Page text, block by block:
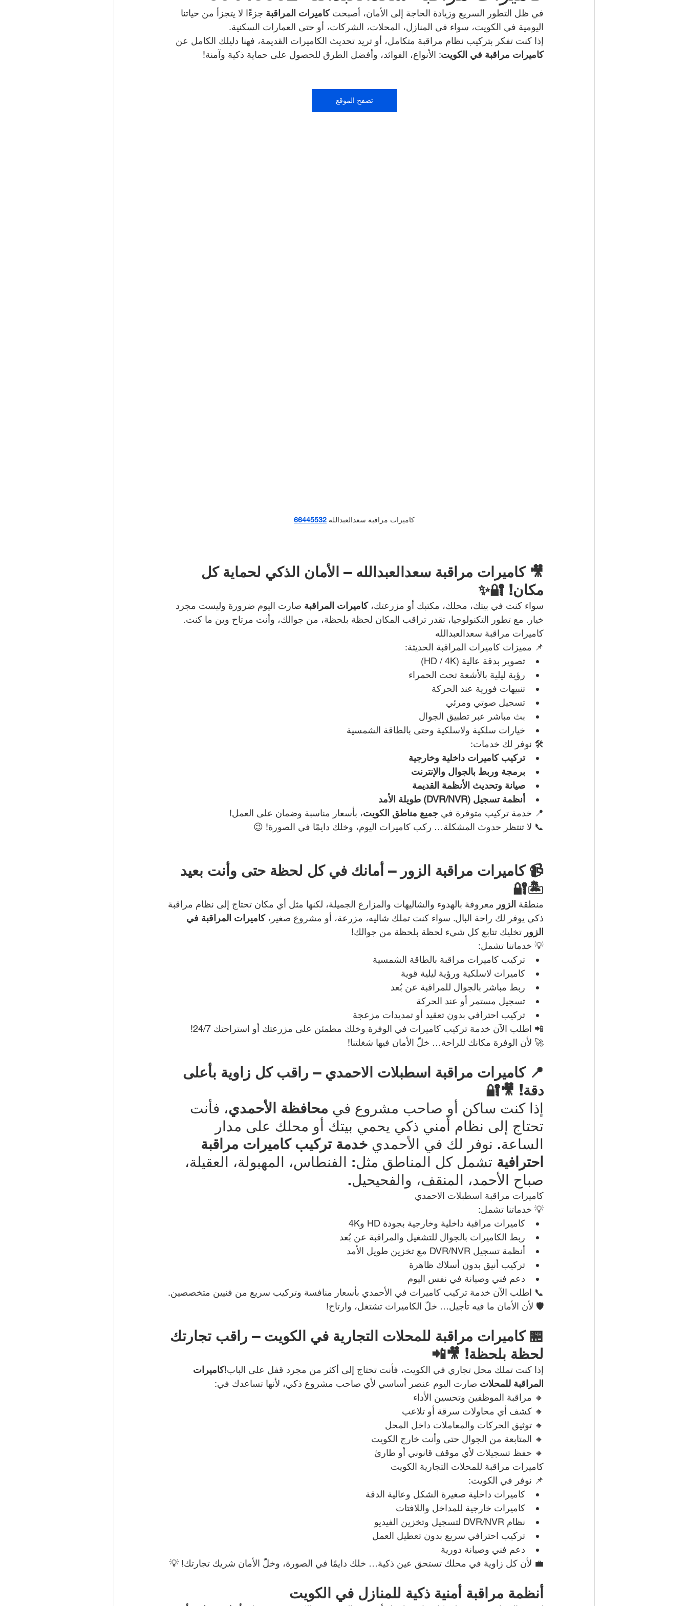
شركة مكافحة حشرات | 50050641 شركة طارد الحمام | 99009588 نشتري سيارات | 51066699
كراج متنقل الكويت | 98080146
في ظل التطور السريع وزيادة الحاجة إلى الأمان، أصبحت كاميرات المراقبة جزءًا لا يتجزأ من حياتنا
اليومية في الكويت، سواء في المنازل، المحلات، الشركات، أو حتى العمارات السكنية.
إذا كنت تفكر بتركيب نظام مراقبة متكامل، أو تريد تحديث الكاميرات القديمة، فهنا دليلك الكامل عن
كاميرات مراقبة في الكويت: الأنواع، الفوائد، وأفضل الطرق للحصول على حماية ذكية وآمنة!
تصفح الموقع
كاميرات مراقبة سعدالعبدالله 66445532
🎥 كاميرات مراقبة سعدالعبدالله – الأمان الذكي لحماية كل
مكان! 🔐✨
سواء كنت في بيتك، محلك، مكتبك أو مزرعتك، كاميرات المراقبة صارت اليوم ضرورة وليست مجرد
خيار. مع تطور التكنولوجيا، تقدر تراقب المكان لحظة بلحظة، من جوالك، وأنت مرتاح وين ما كنت.
كاميرات مراقبة سعدالعبدالله
📌 مميزات كاميرات المراقبة الحديثة:
تصوير بدقة عالية (HD / 4K)
رؤية ليلية بالأشعة تحت الحمراء
تنبيهات فورية عند الحركة
تسجيل صوتي ومرئي
بث مباشر عبر تطبيق الجوال
خيارات سلكية ولاسلكية وحتى بالطاقة الشمسية
🛠️ نوفر لك خدمات:
تركيب كاميرات داخلية وخارجية
برمجة وربط بالجوال والإنترنت
صيانة وتحديث الأنظمة القديمة
أنظمة تسجيل (DVR/NVR) طويلة الأمد
📍 خدمة تركيب متوفرة في جميع مناطق الكويت، بأسعار مناسبة وضمان على العمل!
📞 لا تنتظر حدوث المشكلة… ركب كاميرات اليوم، وخلك دايمًا في الصورة! 😉
📹 كاميرات مراقبة الزور – أمانك في كل لحظة حتى وأنت بعيد
🏝️🔐
منطقة الزور معروفة بالهدوء والشاليهات والمزارع الجميلة، لكنها مثل أي مكان تحتاج إلى نظام مراقبة
ذكي يوفر لك راحة البال. سواء كنت تملك شاليه، مزرعة، أو مشروع صغير، كاميرات المراقبة في
الزور تخليك تتابع كل شيء لحظة بلحظة من جوالك!
💡 خدماتنا تشمل:
تركيب كاميرات مراقبة بالطاقة الشمسية
كاميرات لاسلكية ورؤية ليلية قوية
ربط مباشر بالجوال للمراقبة عن بُعد
تسجيل مستمر أو عند الحركة
تركيب احترافي بدون تعقيد أو تمديدات مزعجة
📲 اطلب الآن خدمة تركيب كاميرات في الوفرة وخلك مطمئن على مزرعتك أو استراحتك 24/7!
🚀 لأن الوفرة مكانك للراحة… خلّ الأمان فيها شغلتنا!
📍 كاميرات مراقبة اسطبلات الاحمدي – راقب كل زاوية بأعلى
دقة! 🎥🔐
إذا كنت ساكن أو صاحب مشروع في محافظة الأحمدي، فأنت
تحتاج إلى نظام أمني ذكي يحمي بيتك أو محلك على مدار
الساعة. نوفر لك في الأحمدي خدمة تركيب كاميرات مراقبة
احترافية تشمل كل المناطق مثل: الفنطاس، المهبولة، العقيلة،
صباح الأحمد، المنقف، والفحيحيل.
كاميرات مراقبة اسطبلات الاحمدي
💡 خدماتنا تشمل:
كاميرات مراقبة داخلية وخارجية بجودة HD و4K
ربط الكاميرات بالجوال للتشغيل والمراقبة عن بُعد
أنظمة تسجيل DVR/NVR مع تخزين طويل الأمد
تركيب أنيق بدون أسلاك ظاهرة
دعم فني وصيانة في نفس اليوم
📞 اطلب الآن خدمة تركيب كاميرات في الأحمدي بأسعار منافسة وتركيب سريع من فنيين متخصصين.
🛡️ لأن الأمان ما فيه تأجيل… خلّ الكاميرات تشتغل، وارتاح!
🏪 كاميرات مراقبة للمحلات التجارية في الكويت – راقب تجارتك
لحظة بلحظة! 🎥📲
إذا كنت تملك محل تجاري في الكويت، فأنت تحتاج إلى أكثر من مجرد قفل على الباب!كاميرات
المراقبة للمحلات صارت اليوم عنصر أساسي لأي صاحب مشروع ذكي، لأنها تساعدك في:
🔸 مراقبة الموظفين وتحسين الأداء
🔸 كشف أي محاولات سرقة أو تلاعب
🔸 توثيق الحركات والمعاملات داخل المحل
🔸 المتابعة من الجوال حتى وأنت خارج الكويت
🔸 حفظ تسجيلات لأي موقف قانوني أو طارئ
كاميرات مراقبة للمحلات التجارية الكويت
📌 نوفر في الكويت:
كاميرات داخلية صغيرة الشكل وعالية الدقة
كاميرات خارجية للمداخل واللافتات
نظام DVR/NVR لتسجيل وتخزين الفيديو
تركيب احترافي سريع بدون تعطيل العمل
دعم فني وصيانة دورية
💼 لأن كل زاوية في محلك تستحق عين ذكية… خلك دايمًا في الصورة، وخلّ الأمان شريك تجارتك! 💡
أنظمة مراقبة أمنية ذكية للمنازل في الكويت